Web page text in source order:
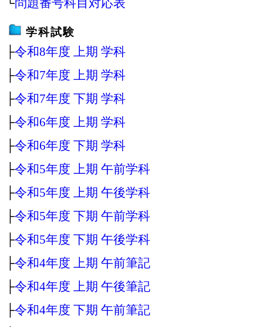
└問題番号科目対応表
学科試験
├令和8年度 上期 学科
├令和7年度 上期 学科
├令和7年度 下期 学科
├令和6年度 上期 学科
├令和6年度 下期 学科
├令和5年度 上期 午前学科
├令和5年度 上期 午後学科
├令和5年度 下期 午前学科
├令和5年度 下期 午後学科
├令和4年度 上期 午前筆記
├令和4年度 上期 午後筆記
├令和4年度 下期 午前筆記